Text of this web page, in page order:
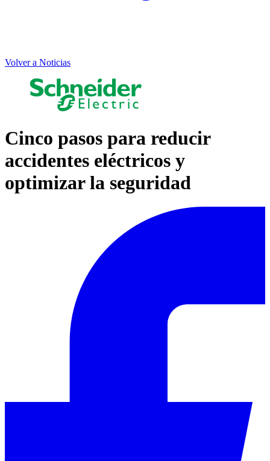
Volver a Noticias
Cinco pasos para reducir
accidentes eléctricos y
optimizar la seguridad